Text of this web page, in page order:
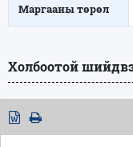
Маргааны төрөл
Холбоотой